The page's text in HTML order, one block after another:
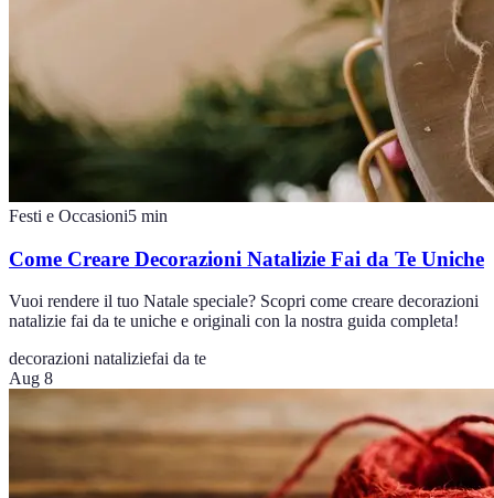
Festi e Occasioni5 min
Come Creare Decorazioni Natalizie Fai da Te Uniche
Vuoi rendere il tuo Natale speciale? Scopri come creare decorazioni
natalizie fai da te uniche e originali con la nostra guida completa!
decorazioni nataliziefai da te
Aug 8